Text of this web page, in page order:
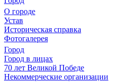
О городе
Устав
Историческая справка
Фотогалерея
Город
Город в лицах
70 лет Великой Победе
Некоммерческие организации